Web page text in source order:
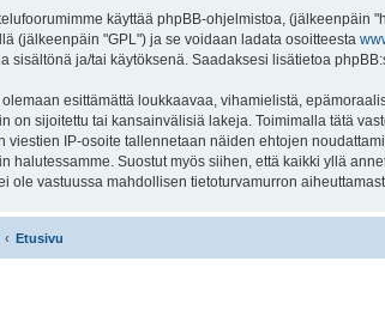
käyttää phpBB-ohjelmistoa, (jälkeenpäin
(jälkeenpäin "GPL") ja se voidaan ladata osoitteesta
sisältönä ja/tai käytöksenä. Saadaksesi lisätietoa
esittämättä loukkaavaa, vihamielistä,
on sijoitettu tai kansainvälisiä lakeja. Toimimalla tätä
viestien IP-osoite tallennetaan näiden ehtojen
halutessamme. Suostut myös siihen, että kaikki yllä
ole vastuussa mahdollisen tietoturvamurron
Etusivu